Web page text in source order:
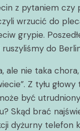
z pytaniem
wrzucić do
grypie.
do
ale nie taka
Z tyłu
być
Skąd brać
dyżurny